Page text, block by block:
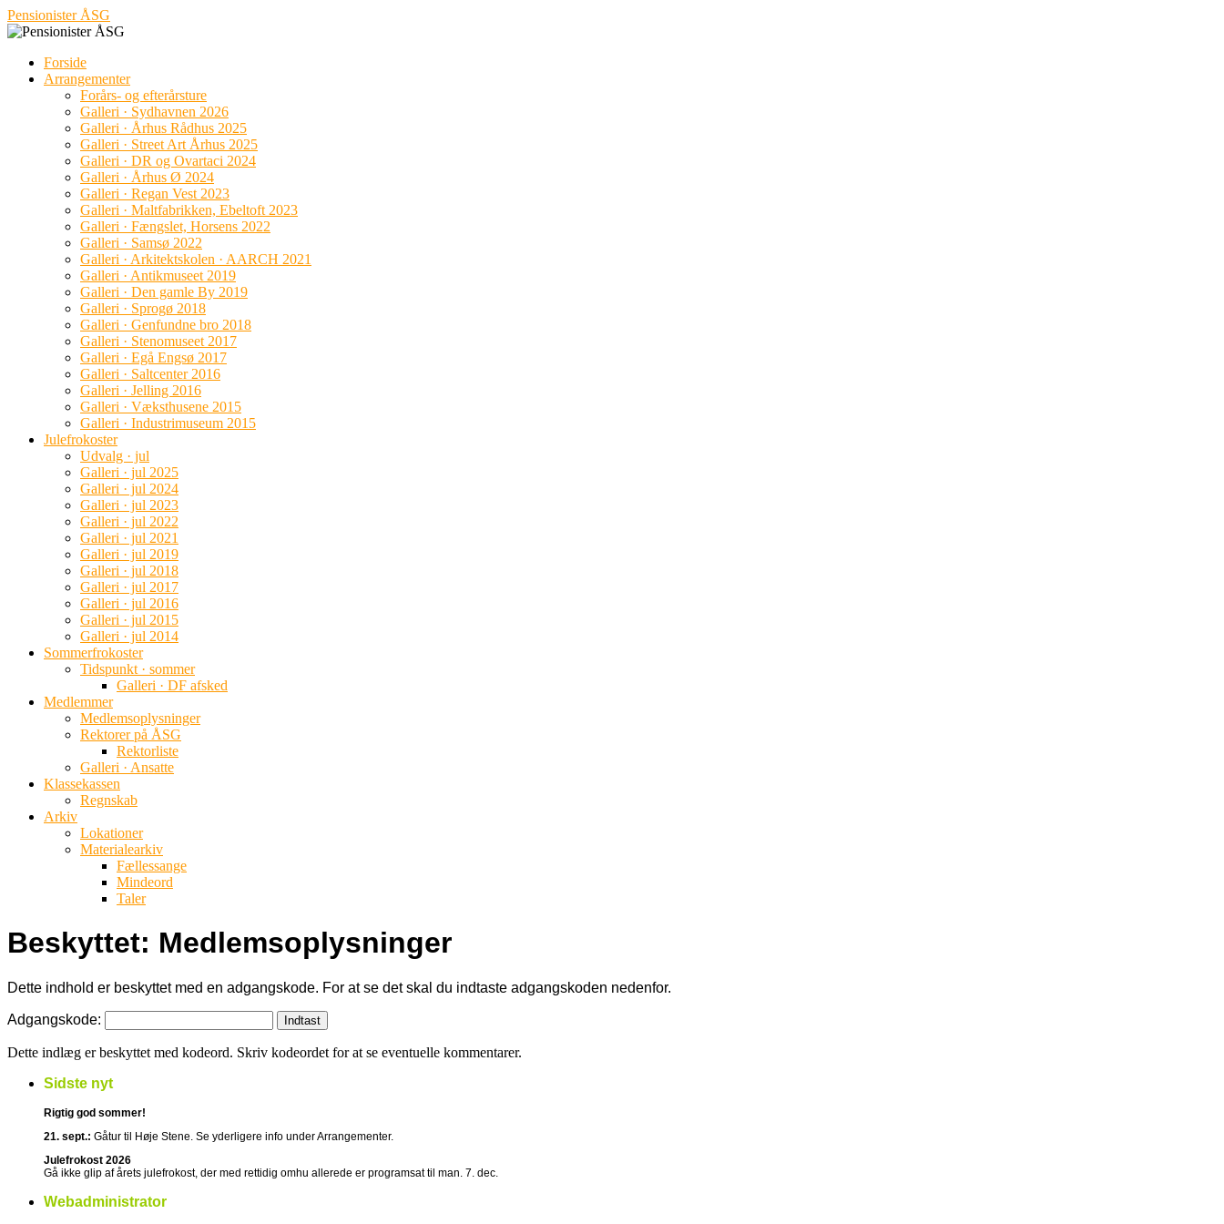
Hop
til
Pensionister ÅSG
Forside
Arrangementer
Forårs- og efterårsture
Galleri · Sydhavnen 2026
Galleri · Århus Rådhus 2025
Galleri · Street Art Århus 2025
Galleri · DR og Ovartaci 2024
Galleri · Århus Ø 2024
Galleri · Regan Vest 2023
Galleri · Maltfabrikken, Ebeltoft 2023
Galleri · Fængslet, Horsens 2022
Galleri · Samsø 2022
Galleri · Arkitektskolen · AARCH 2021
Galleri · Antikmuseet 2019
Galleri · Den gamle By 2019
Galleri · Sprogø 2018
Galleri · Genfundne bro 2018
Galleri · Stenomuseet 2017
Galleri · Egå Engsø 2017
Galleri · Saltcenter 2016
Galleri · Jelling 2016
Galleri · Væksthusene 2015
Galleri · Industrimuseum 2015
Julefrokoster
Udvalg · jul
Galleri · jul 2025
Galleri · jul 2024
Galleri · jul 2023
Galleri · jul 2022
Galleri · jul 2021
Galleri · jul 2019
Galleri · jul 2018
Galleri · jul 2017
Galleri · jul 2016
Galleri · jul 2015
Galleri · jul 2014
Sommerfrokoster
Tidspunkt · sommer
Galleri · DF afsked
Medlemmer
Medlemsoplysninger
Rektorer på ÅSG
Rektorliste
Galleri · Ansatte
Klassekassen
Regnskab
Arkiv
Lokationer
Materialearkiv
Fællessange
Mindeord
Taler
Beskyttet: Medlemsoplysninger
Dette indhold er beskyttet med en adgangskode. For at se det skal du indtaste adgangskoden nedenfor.
Adgangskode:
Dette indlæg er beskyttet med kodeord. Skriv kodeordet for at se eventuelle kommentarer.
Sidste nyt
Rigtig god sommer!
21. sept.: Gåtur til Høje Stene. Se yderligere info under Arrangementer.
Julefrokost 2026
Gå ikke glip af årets julefrokost, der med rettidig omhu allerede er programsat til man. 7. dec.
Webadministrator